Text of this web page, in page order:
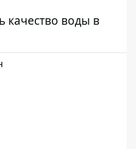
качество воды в